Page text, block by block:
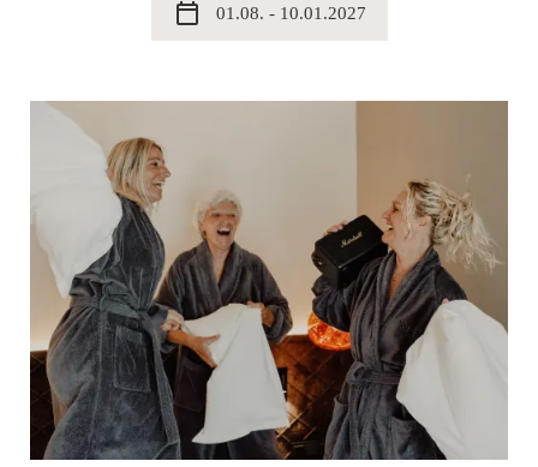
calendar_today 01.08. - 10.01.2027